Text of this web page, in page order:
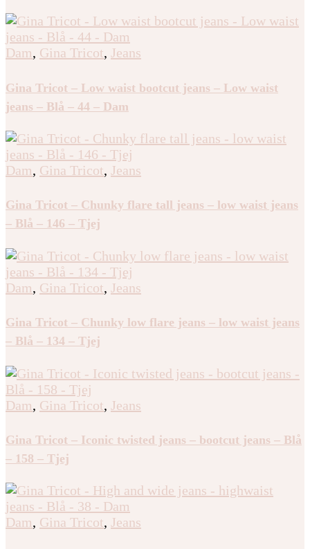
Dam, Gina Tricot, Jeans
Gina Tricot – Low waist bootcut jeans – Low waist
jeans – Blå – 44 – Dam
Dam, Gina Tricot, Jeans
Gina Tricot – Chunky flare tall jeans – low waist jeans
– Blå – 146 – Tjej
Dam, Gina Tricot, Jeans
Gina Tricot – Chunky low flare jeans – low waist jeans
– Blå – 134 – Tjej
Dam, Gina Tricot, Jeans
Gina Tricot – Iconic twisted jeans – bootcut jeans – Blå
– 158 – Tjej
Dam, Gina Tricot, Jeans